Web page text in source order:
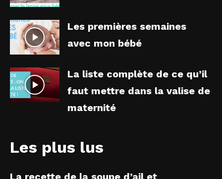
Les premières semaines
avec mon bébé
La liste complète de ce qu’il
faut mettre dans la valise de
maternité
Les plus lus